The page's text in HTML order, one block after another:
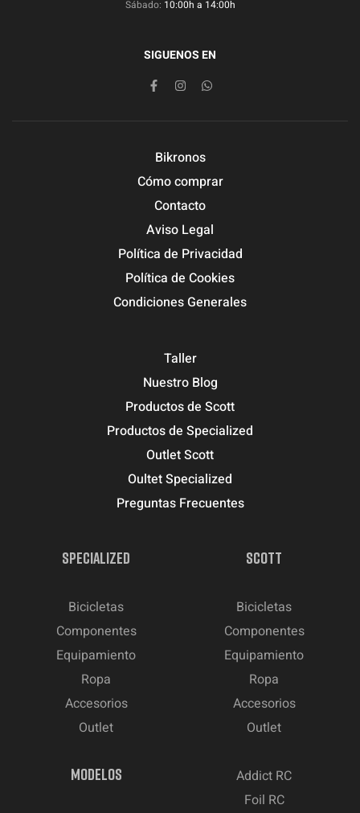
Sábado: 10:00h a 14:00h
SIGUENOS EN
Bikronos
Cómo comprar
Contacto
Aviso Legal
Política de Privacidad
Política de Cookies
Condiciones Generales
Taller
Nuestro Blog
Productos de Scott
Productos de Specialized
Outlet Scott
Oultet Specialized
Preguntas Frecuentes
SPECIALIZED
Bicicletas
Componentes
Equipamiento
Ropa
Accesorios
Outlet
SCOTT
Bicicletas
Componentes
Equipamiento
Ropa
Accesorios
Outlet
MODELOS
Addict RC
Foil RC